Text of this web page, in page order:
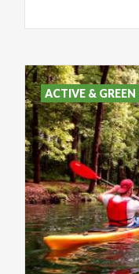
ACTIVE & GREEN